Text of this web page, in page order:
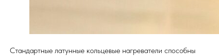
Стандартные латунные кольцевые нагреватели способны